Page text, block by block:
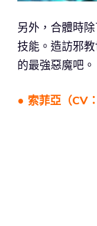
另外，合體時
技能。造訪邪
的最強惡魔吧。
● 索菲亞（CV